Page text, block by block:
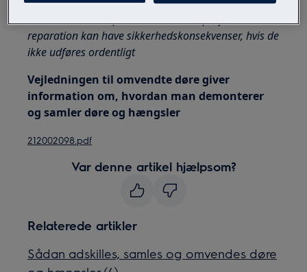
reparation kan have sikkerhedskonsekvenser, hvis de
ikke udføres ordentligt
Vejledningen til omvendte døre giver
information om, hvordan man demonterer
og samler døre og hængsler
212002098.pdf
Var denne artikel hjælpsom?
Relaterede artikler
Sådan adskilles, samles og omvendes døre